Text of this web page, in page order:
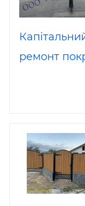
ремонт